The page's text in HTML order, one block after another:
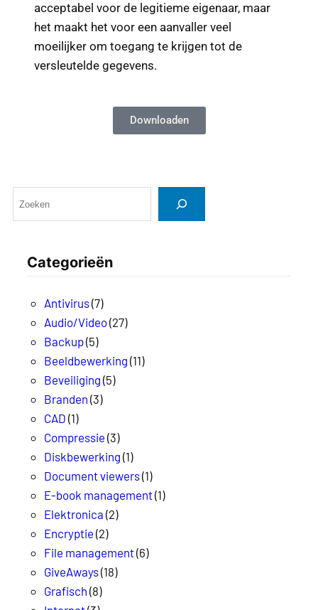
acceptabel voor de legitieme eigenaar, maar
het maakt het voor een aanvaller veel
moeilijker om toegang te krijgen tot de
versleutelde gegevens.
Downloaden
Categorieën
Antivirus(7)
Audio/Video(27)
Backup(5)
Beeldbewerking (11)
Beveiliging (5)
Branden (3)
CAD (1)
Compressie (3)
Diskbewerking (1)
Document viewers(1)
E-book management(1)
Elektronica (2)
Encryptie (2)
File management(6)
GiveAways(18)
Grafisch (8)